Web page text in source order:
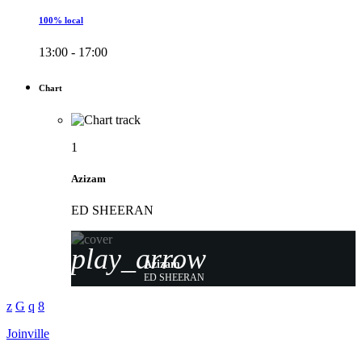
100% local
13:00 - 17:00
Chart
1
Azizam
ED SHEERAN
play_arrow
Azizam
ED SHEERAN
Joinville